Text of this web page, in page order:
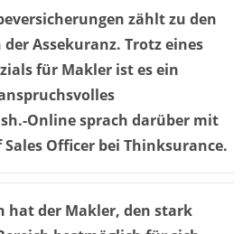
zählt zu den
Assekuranz. Trotz eines
für Makler ist es ein
Online sprach darüber mit
Sales Officer bei Thinksurance.
hat der Makler, den stark